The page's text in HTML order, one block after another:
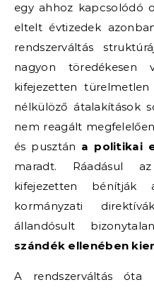
egy ahhoz kapcsolódó
eltelt évtizedek
rendszerváltás
nagyon töredékesen
kifejezetten
nélkülöző átalakítások
nem reagált
és pusztán a politikai
maradt. Ráadásul
kifejezetten bénítják
kormányzati
állandósult
szándék ellenében
A rendszerváltás óta